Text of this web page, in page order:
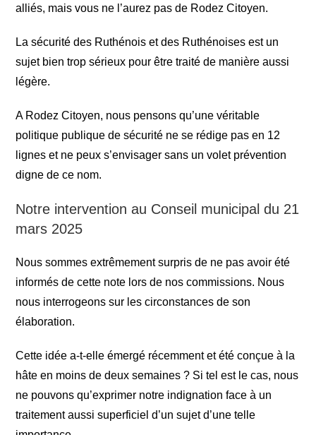
alliés, mais vous ne l’aurez pas de Rodez Citoyen.
La sécurité des Ruthénois et des Ruthénoises est un
sujet bien trop sérieux pour être traité de manière aussi
légère.
A Rodez Citoyen, nous pensons qu’une véritable
politique publique de sécurité ne se rédige pas en 12
lignes et ne peux s’envisager sans un volet prévention
digne de ce nom.
Notre intervention au Conseil municipal du 21
mars 2025
Nous sommes extrêmement surpris de ne pas avoir été
informés de cette note lors de nos commissions. Nous
nous interrogeons sur les circonstances de son
élaboration.
Cette idée a-t-elle émergé récemment et été conçue à la
hâte en moins de deux semaines ? Si tel est le cas, nous
ne pouvons qu’exprimer notre indignation face à un
traitement aussi superficiel d’un sujet d’une telle